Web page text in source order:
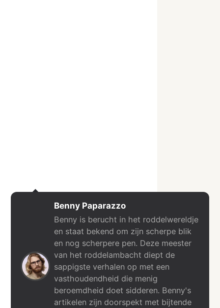
Benny Paparazzo
Benny is berucht in het roddelwereldje
en staat bekend om zijn scherpe blik
en nog scherpere pen. Deze meester
van het roddelambacht diept de
sappigste verhalen op met een
vasthoudendheid die menig
beroemdheid doet sidderen. Benny's
artikelen zijn doorspekt met bijtende